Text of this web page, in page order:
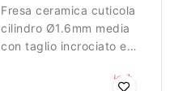
Fresa ceramica cuticola
cilindro Ø1.6mm media
con taglio incrociato e